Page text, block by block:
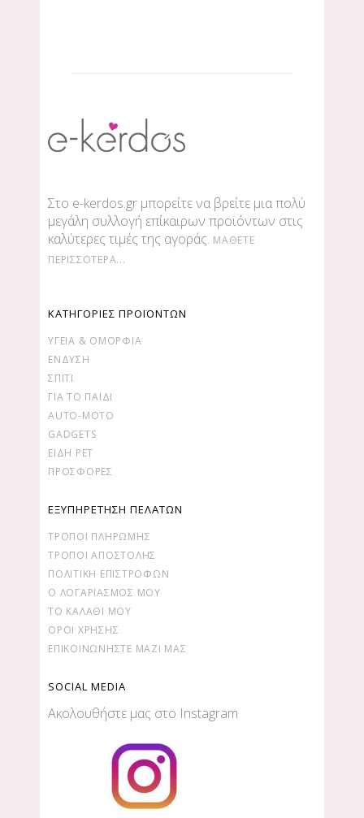
Στο e-kerdos.gr μπορείτε να βρείτε μια πολύ
μεγάλη συλλογή επίκαιρων προϊόντων στις
καλύτερες τιμές της αγοράς. ΜΆΘΕΤΕ
ΠΕΡΙΣΣΌΤΕΡΑ...
ΚΑΤΗΓΟΡΙΕΣ ΠΡΟΪΟΝΤΩΝ
ΥΓΕΊΑ & ΟΜΟΡΦΙΆ
ΕΝΔΥΣΗ
ΣΠΙΤΙ
ΓΙΑ ΤΟ ΠΑΙΔΙ
AUTO-MOTO
GADGETS
ΕΙΔΗ PET
ΠΡΟΣΦΟΡΕΣ
ΕΞΥΠΗΡΕΤΗΣΗ ΠΕΛΑΤΩΝ
ΤΡΌΠΟΙ ΠΛΗΡΩΜΉΣ
ΤΡΌΠΟΙ ΑΠΟΣΤΟΛΉΣ
ΠΟΛΙΤΙΚΉ ΕΠΙΣΤΡΟΦΏΝ
Ο ΛΟΓΑΡΙΑΣΜΌΣ ΜΟΥ
ΤΟ ΚΑΛΆΘΙ ΜΟΥ
ΌΡΟΙ ΧΡΉΣΗΣ
ΕΠΙΚΟΙΝΩΝΉΣΤΕ ΜΑΖΊ ΜΑΣ
SOCIAL MEDIA
Ακολουθήστε μας στο Instagram